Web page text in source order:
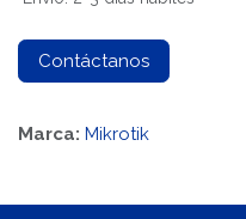
Contáctanos
Marca: Mikrotik